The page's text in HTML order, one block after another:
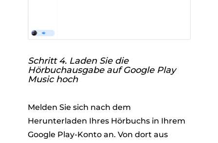
Schritt 4. Laden Sie die
Hörbuchausgabe auf Google Play
Music hoch
Melden Sie sich nach dem
Herunterladen Ihres Hörbuchs in Ihrem
Google Play-Konto an. Von dort aus